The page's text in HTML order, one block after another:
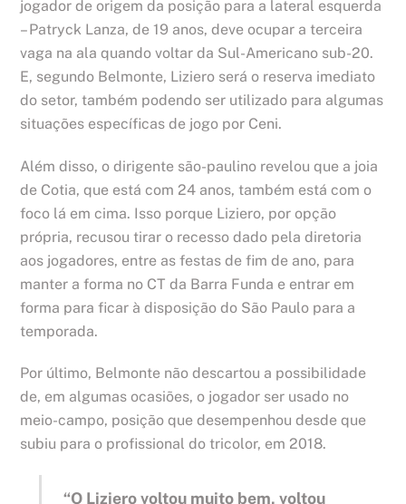
jogador de origem da posição para a lateral esquerda
– Patryck Lanza, de 19 anos, deve ocupar a terceira
vaga na ala quando voltar da Sul-Americano sub-20.
E, segundo Belmonte, Liziero será o reserva imediato
do setor, também podendo ser utilizado para algumas
situações específicas de jogo por Ceni.
Além disso, o dirigente são-paulino revelou que a joia
de Cotia, que está com 24 anos, também está com o
foco lá em cima. Isso porque Liziero, por opção
própria, recusou tirar o recesso dado pela diretoria
aos jogadores, entre as festas de fim de ano, para
manter a forma no CT da Barra Funda e entrar em
forma para ficar à disposição do São Paulo para a
temporada.
Por último, Belmonte não descartou a possibilidade
de, em algumas ocasiões, o jogador ser usado no
meio-campo, posição que desempenhou desde que
subiu para o profissional do tricolor, em 2018.
“O Liziero voltou muito bem, voltou